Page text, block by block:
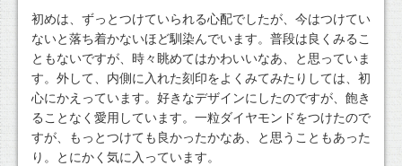
初めは、ずっとつけていられる心配でしたが、今はつけてい
ないと落ち着かないほど馴染んでいます。普段は良くみるこ
ともないですが、時々眺めてはかわいいなあ、と思っていま
す。外して、内側に入れた刻印をよくみてみたりしては、初
心にかえっています。好きなデザインにしたのですが、飽き
ることなく愛用しています。一粒ダイヤモンドをつけたので
すが、もっとつけても良かったかなあ、と思うこともあった
り。とにかく気に入っています。